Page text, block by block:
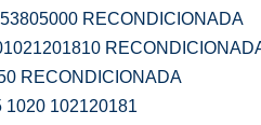
RECONDICIONADA
RECONDICIONADA
1020 102120181